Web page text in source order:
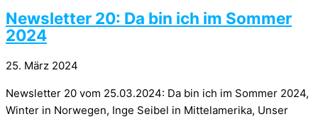
Newsletter 20: Da bin ich im Sommer
2024
25. März 2024
Newsletter 20 vom 25.03.2024: Da bin ich im Sommer 2024,
Winter in Norwegen, Inge Seibel in Mittelamerika, Unser